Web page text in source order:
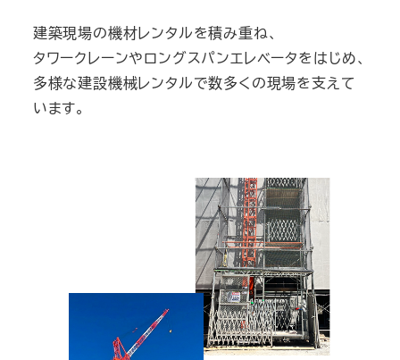
建築現場の機材レンタルを積み重ね、
タワークレーンやロングスパンエレベータをはじめ、
多様な建設機械レンタルで数多くの現場を支えて
います。